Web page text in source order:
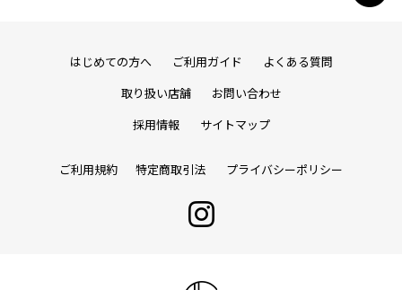
はじめての方へ ご利用ガイド よくある質問
取り扱い店舗 お問い合わせ
採用情報 サイトマップ
ご利用規約 特定商取引法 プライバシーポリシー